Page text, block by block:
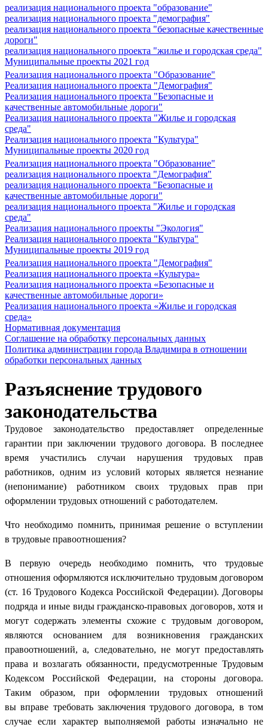
реализация национального проекта "образование"
реализация национального проекта "демография"
реализация национального проекта "безопасные качественные
дороги"
реализация национального проекта "жилье и городская среда"
Муниципальные проекты 2021 год
Реализация национального проекта "Образование"
Реализация национального проекта "Демография"
Реализация национального проекта "Безопасные и
качественные автомобильные дороги"
Реализация национального проекта "Жилье и городская
среда"
Реализация национального проекта "Культура"
Муниципальные проекты 2020 год
Реализация национального проекта "Образование"
реализация национального проекта "Демография"
реализация национального проекта "Безопасные и
качественные автомобильные дороги"
реализация национального проекта "Жилье и городская
среда"
Реализация национального проекты "Экология"
Реализация национального проекта "Культура"
Муниципальные проекты 2019 год
Реализация национального проекта "Демография"
Реализация национального проекта «Культура»
Реализация национального проекта «Безопасные и
качественные автомобильные дороги»
Реализация национального проекта «Жилье и городская
среда»
Нормативная документация
Соглашение на обработку персональных данных
Политика администрации города Владимира в отношении
обработки персональных данных
Разъяснение трудового
законодательства
Трудовое законодательство предоставляет определенные
гарантии при заключении трудового договора. В последнее
время участились случаи нарушения трудовых прав
работников, одним из условий которых является незнание
(непонимание) работником своих трудовых прав при
оформлении трудовых отношений с работодателем.
Что необходимо помнить, принимая решение о вступлении
в трудовые правоотношения?
В первую очередь необходимо помнить, что трудовые
отношения оформляются исключительно трудовым договором
(ст. 16 Трудового Кодекса Российской Федерации). Договоры
подряда и иные виды гражданско-правовых договоров, хотя и
могут содержать элементы схожие с трудовым договором,
являются основанием для возникновения гражданских
правоотношений, а, следовательно, не могут предоставлять
права и возлагать обязанности, предусмотренные Трудовым
Кодексом Российской Федерации, на стороны договора.
Таким образом, при оформлении трудовых отношений
вы вправе требовать заключения трудового договора, в том
случае если характер выполняемой работы изначально не